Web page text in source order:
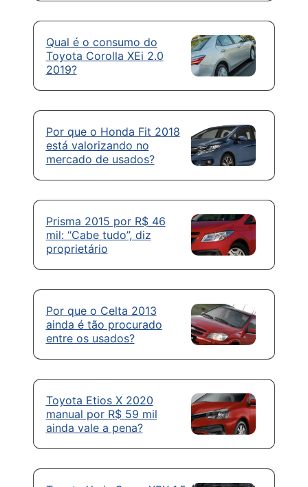
Qual é o consumo do
Toyota Corolla XEi 2.0
2019?
Por que o Honda Fit 2018
está valorizando no
mercado de usados?
Prisma 2015 por R$ 46
mil: “Cabe tudo”, diz
proprietário
Por que o Celta 2013
ainda é tão procurado
entre os usados?
Toyota Etios X 2020
manual por R$ 59 mil
ainda vale a pena?